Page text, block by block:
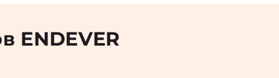
ENDEVER